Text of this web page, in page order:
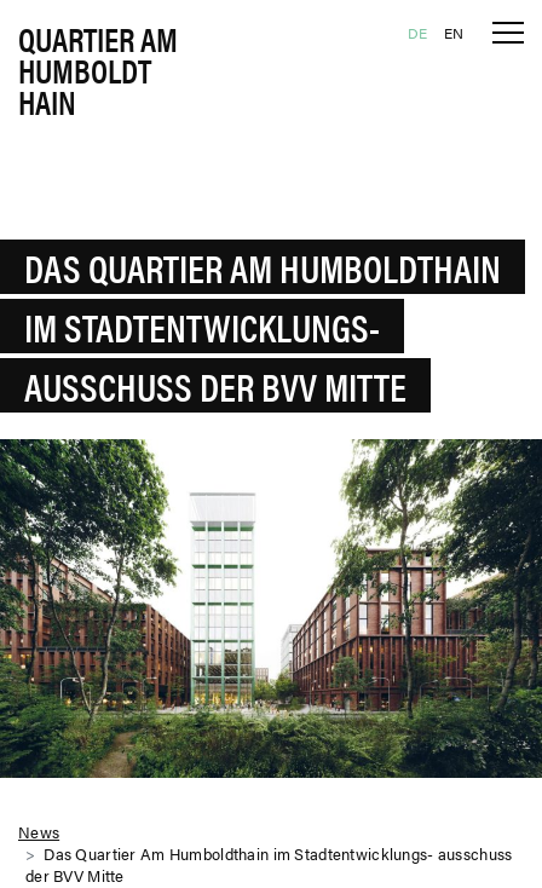
Skip to content
QUARTIER AM
HUMBOLDT
HAIN
DE EN
DAS QUARTIER AM HUMBOLDTHAIN
IM STADTENTWICKLUNGS-
AUSSCHUSS DER BVV MITTE
News
Das Quartier Am Humboldthain im Stadtentwicklungs- ausschuss
der BVV Mitte